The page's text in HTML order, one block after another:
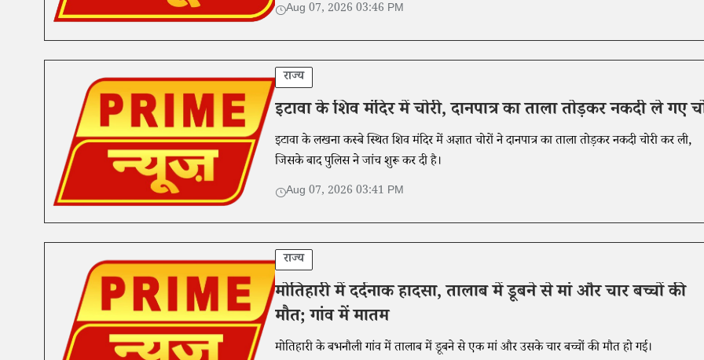
Aug 07, 2026 03:46 PM
राज्य
इटावा के शिव मंदिर में चोरी, दानपात्र का ताला तोड़कर नकदी ले गए
इटावा के लखना कस्बे स्थित शिव मंदिर में अज्ञात चोरों ने दानपात्र का ताला तोड़कर नकदी चोरी कर ली,
जिसके बाद पुलिस ने जांच शुरू कर दी है।
Aug 07, 2026 03:41 PM
राज्य
मोतिहारी में दर्दनाक हादसा, तालाब में डूबने से मां और चार बच्चों की
मौत; गांव में मातम
मोतिहारी के बभनौली गांव में तालाब में डूबने से एक मां और उसके चार बच्चों की मौत हो गई।